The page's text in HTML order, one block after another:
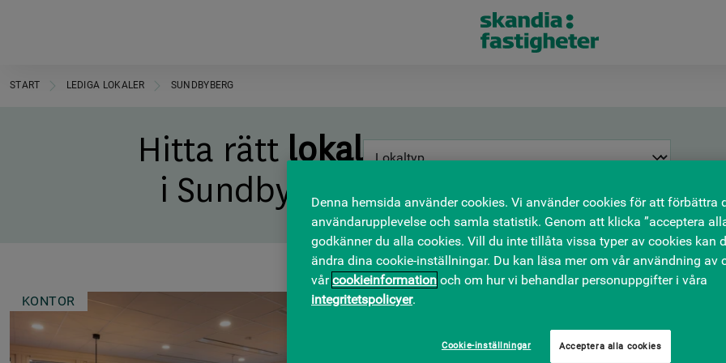
START LEDIGA LOKALER SUNDBYBERG
Hitta rättlokal
i Sundbybergfiltrera
på:
min
area
att
filtrera
på:
max
area
att
filtrera
på:
Fyll i en söksträng ovan för att söka
KONTOR KONTOR
Denna hemsida använder cookies. Vi använder cookies för att förbättra
användarupplevelse och samla statistik. Genom att klicka ”acceptera
godkänner du alla cookies. Vill du inte tillåta vissa typer av cookies kan
ändra dina cookie-inställningar. Du kan läsa mer om vår användning av
vårcookieinformation och om hur vi behandlar personuppgifter i våra
integritetspolicyer.
Cookie-inställningar Acceptera alla cookies